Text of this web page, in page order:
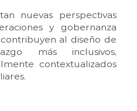
nuevas perspectivas
y gobernanza
al diseño de
más inclusivos,
contextualizados